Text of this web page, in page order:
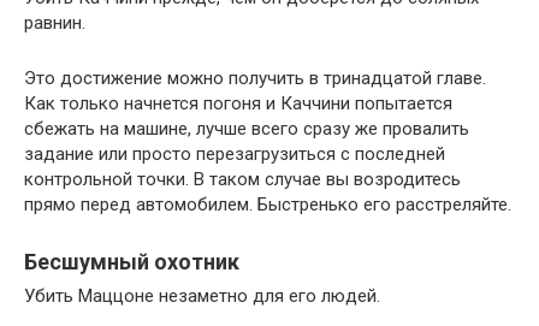
равнин.
Это достижение можно получить в тринадцатой главе.
Как только начнется погоня и Каччини попытается
сбежать на машине, лучше всего сразу же провалить
задание или просто перезагрузиться с последней
контрольной точки. В таком случае вы возродитесь
прямо перед автомобилем. Быстренько его расстреляйте.
Бесшумный охотник
Убить Маццоне незаметно для его людей.